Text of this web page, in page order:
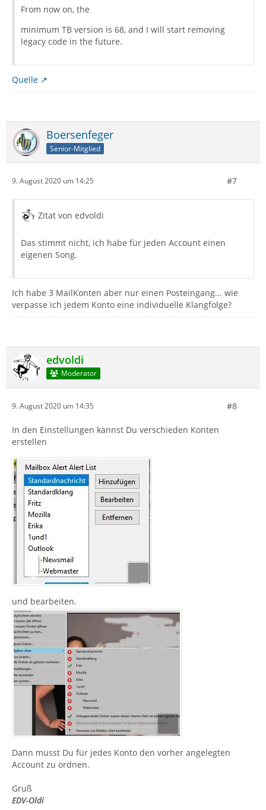
From now on, the
minimum TB version is 68, and I will start removing
legacy code in the future.
Quelle
Boersenfeger
Senior-Mitglied
9. August 2020 um 14:25 #7
Zitat von edvoldi
Das stimmt nicht, ich habe für jeden Account einen
eigenen Song.
Ich habe 3 MailKonten aber nur einen Posteingang... wie
verpasse ich jedem Konto eine individuelle Klangfolge?
edvoldi
Moderator
9. August 2020 um 14:35 #8
In den Einstellungen kannst Du verschieden Konten
erstellen
und bearbeiten.
Dann musst Du für jedes Konto den vorher angelegten
Account zu ordnen.
Gruß
EDV-Oldi